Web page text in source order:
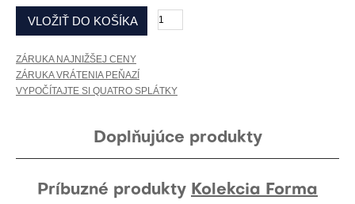
ZÁRUKA NAJNIŽŠEJ CENY
ZÁRUKA VRÁTENIA PEŇAZÍ
VYPOČÍTAJTE SI QUATRO SPLÁTKY
Doplňujúce produkty
Príbuzné produkty Kolekcia Forma